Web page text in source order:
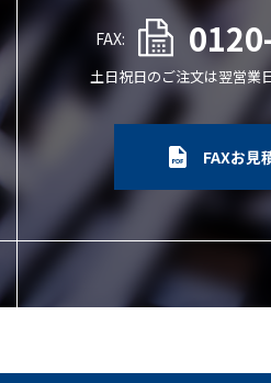
FAX:
土日祝日のご注文は翌営業
FAXお見